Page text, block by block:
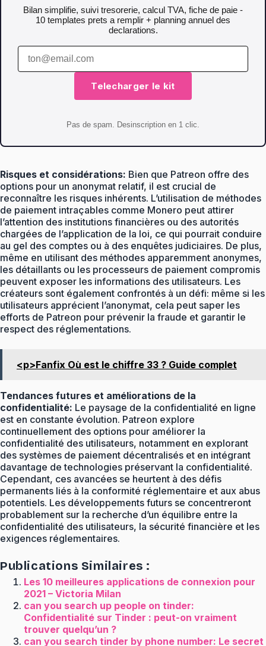
Bilan simplifie, suivi tresorerie, calcul TVA, fiche de paie -
10 templates prets a remplir + planning annuel des
declarations.
Telecharger le kit
Pas de spam. Desinscription en 1 clic.
Risques et considérations: Bien que Patreon offre des
options pour un anonymat relatif, il est crucial de
reconnaître les risques inhérents. L’utilisation de méthodes
de paiement intraçables comme Monero peut attirer
l’attention des institutions financières ou des autorités
chargées de l’application de la loi, ce qui pourrait conduire
au gel des comptes ou à des enquêtes judiciaires. De plus,
même en utilisant des méthodes apparemment anonymes,
les détaillants ou les processeurs de paiement compromis
peuvent exposer les informations des utilisateurs. Les
créateurs sont également confrontés à un défi: même si les
utilisateurs apprécient l’anonymat, cela peut saper les
efforts de Patreon pour prévenir la fraude et garantir le
respect des réglementations.
<p>Fanfix Où est le chiffre 33 ? Guide complet
Tendances futures et améliorations de la
confidentialité: Le paysage de la confidentialité en ligne
est en constante évolution. Patreon explore
continuellement des options pour améliorer la
confidentialité des utilisateurs, notamment en explorant
des systèmes de paiement décentralisés et en intégrant
davantage de technologies préservant la confidentialité.
Cependant, ces avancées se heurtent à des défis
permanents liés à la conformité réglementaire et aux abus
potentiels. Les développements futurs se concentreront
probablement sur la recherche d’un équilibre entre la
confidentialité des utilisateurs, la sécurité financière et les
exigences réglementaires.
Publications Similaires :
Les 10 meilleures applications de connexion pour
2021 – Victoria Milan
can you search up people on tinder:
Confidentialité sur Tinder : peut-on vraiment
trouver quelqu’un ?
can you search tinder by phone number: Le secret